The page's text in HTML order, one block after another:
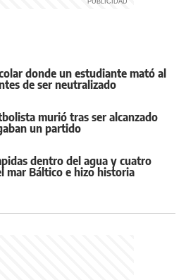
donde un estudiante mató al
de ser neutralizado
murió tras ser alcanzado
un partido
dentro del agua y cuatro
mar Báltico e hizo historia